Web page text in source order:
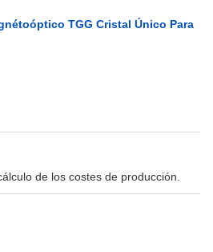
TGG Cristal Único Para
de los costes de producción.